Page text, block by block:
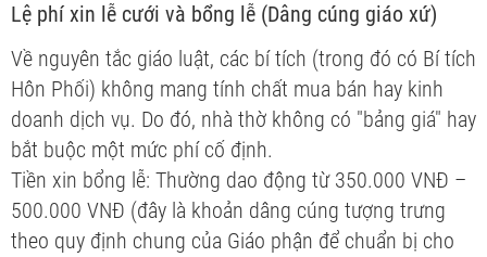
Lệ phí xin lễ cưới và bổng lễ (Dâng cúng giáo xứ)
Về nguyên tắc giáo luật, các bí tích (trong đó có Bí tích
Hôn Phối) không mang tính chất mua bán hay kinh
doanh dịch vụ. Do đó, nhà thờ không có "bảng giá" hay
bắt buộc một mức phí cố định.
Tiền xin bổng lễ: Thường dao động từ 350.000 VNĐ –
500.000 VNĐ (đây là khoản dâng cúng tượng trưng
theo quy định chung của Giáo phận để chuẩn bị cho